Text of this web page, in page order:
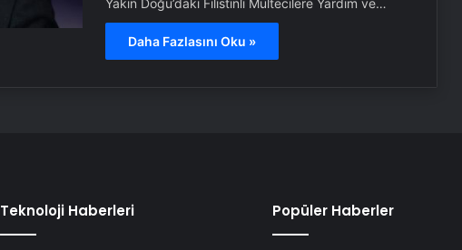
Yakın Doğu’daki Filistinli Mültecilere Yardım ve…
Daha Fazlasını Oku »
Teknoloji Haberleri Popüler Haberler